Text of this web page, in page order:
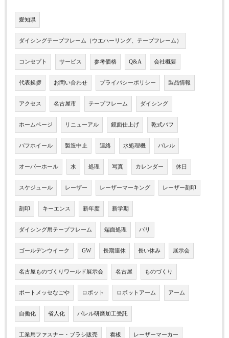
愛知県
ダイシングテープフレーム（ウエハーリング、テープフレーム）
コンセプト サービス 参考価格 Q&A 会社概要
代表挨拶 お問い合わせ プライバシーポリシー 製品情報
アクセス 名古屋市 テープフレーム ダイシング
ホームページ リニューアル 鏡面仕上げ 乾式バフ
バフホイール 製造中止 連絡 水処理機 バレル
オーバーホール 水 処理 写真 カレンダー 休日
スケジュール レーザー レーザーマーキング レーザー刻印
刻印 キーエンス 新年度 新学期
ダイシング用テープフレーム 端面処理 バリ
ゴールデンウイーク GW 長期連休 長い休み 展示会
名古屋ものづくりワールド展示会 名古屋 ものづくり
ポートメッセなごや ロボット ロボットアーム アーム
自働化 省人化 バレル研磨加工受託
工業用ファスナー・ブラシ販売 看板 レーザーマーカー